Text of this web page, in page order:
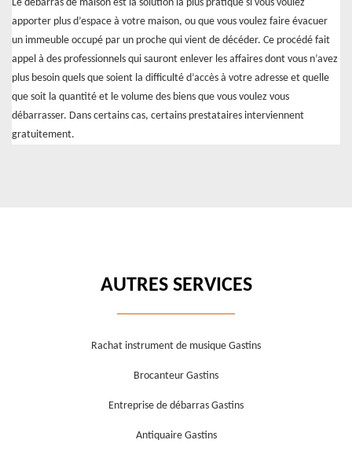
Le débarras de maison est la solution la plus pratique si vous voulez
apporter plus d’espace à votre maison, ou que vous voulez faire évacuer
un immeuble occupé par un proche qui vient de décéder. Ce procédé fait
appel à des professionnels qui sauront enlever les affaires dont vous n’avez
plus besoin quels que soient la difficulté d’accès à votre adresse et quelle
que soit la quantité et le volume des biens que vous voulez vous
débarrasser. Dans certains cas, certains prestataires interviennent
gratuitement.
AUTRES SERVICES
Rachat instrument de musique Gastins
Brocanteur Gastins
Entreprise de débarras Gastins
Antiquaire Gastins